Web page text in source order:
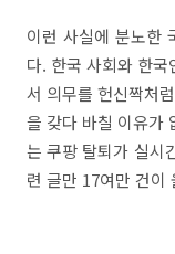
이런 사실에 분노한
다. 한국 사회와 한
서 의무를 헌신짝처
을 갖다 바칠 이유가
는 쿠팡 탈퇴가 실시
련 글만 17여만 건이